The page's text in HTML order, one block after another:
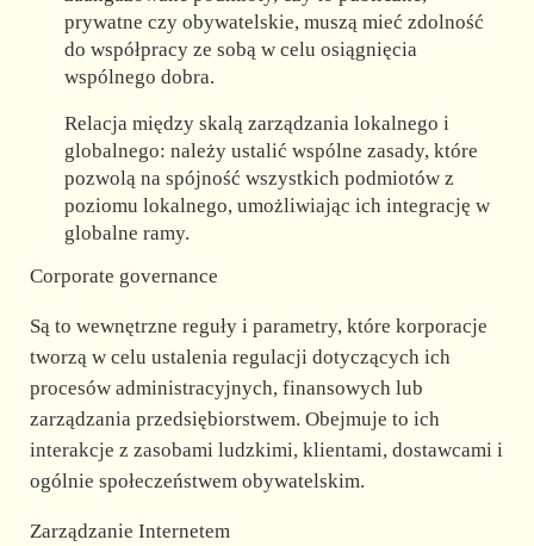
prywatne czy obywatelskie, muszą mieć zdolność
do współpracy ze sobą w celu osiągnięcia
wspólnego dobra.
Relacja między skalą zarządzania lokalnego i
globalnego: należy ustalić wspólne zasady, które
pozwolą na spójność wszystkich podmiotów z
poziomu lokalnego, umożliwiając ich integrację w
globalne ramy.
Corporate governance
Są to wewnętrzne reguły i parametry, które korporacje
tworzą w celu ustalenia regulacji dotyczących ich
procesów administracyjnych, finansowych lub
zarządzania przedsiębiorstwem. Obejmuje to ich
interakcje z zasobami ludzkimi, klientami, dostawcami i
ogólnie społeczeństwem obywatelskim.
Zarządzanie Internetem